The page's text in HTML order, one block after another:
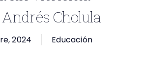
Cholula
2024 Educación